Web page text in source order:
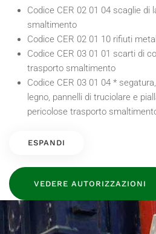
Codice CER 02 01 04 scaglie di
smaltimento
Codice CER 02 01 10 rifiuti
Codice CER 03 01 01 scarti di
trasporto smaltimento
Codice CER 03 01 04 *
legno, pannelli di truciolare e
pericolose trasporto
ESPANDI
VEDERE AUTORIZZAZIONI